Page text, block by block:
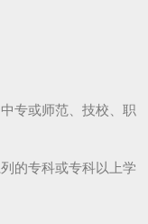
专或师范、技校、职
的专科或专科以上学